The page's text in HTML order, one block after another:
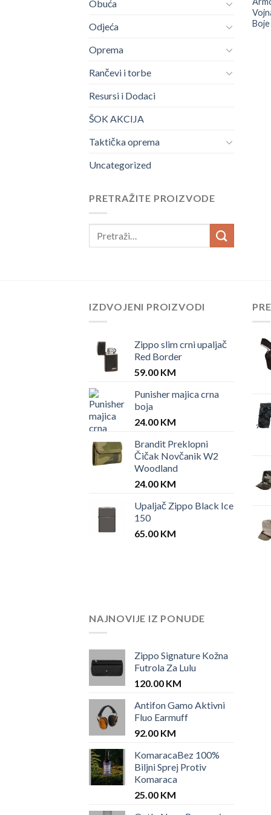
Obuća
Odjeća
Oprema
Rančevi i torbe
Resursi i Dodaci
ŠOK AKCIJA
Taktička oprema
Uncategorized
PRETRAŽITE PROIZVODE
Boje
IZDVOJENI PROIZVODI
Zippo slim crni upaljač
Red Border
59.00 KM
Punisher majica crna
boja
24.00 KM
Brandit Preklopni
Čičak Novčanik W2
Woodland
24.00 KM
Upaljač Zippo Black Ice
150
65.00 KM
NAJNOVIJE IZ PONUDE
Zippo Signature Kožna
Futrola Za Lulu
120.00 KM
Antifon Gamo Aktivni
Fluo Earmuff
92.00 KM
KomaracaBez 100%
Biljni Sprej Protiv
Komaraca
25.00 KM